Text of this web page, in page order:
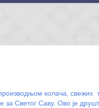
колача, свежих
Светог Саву. Ово је